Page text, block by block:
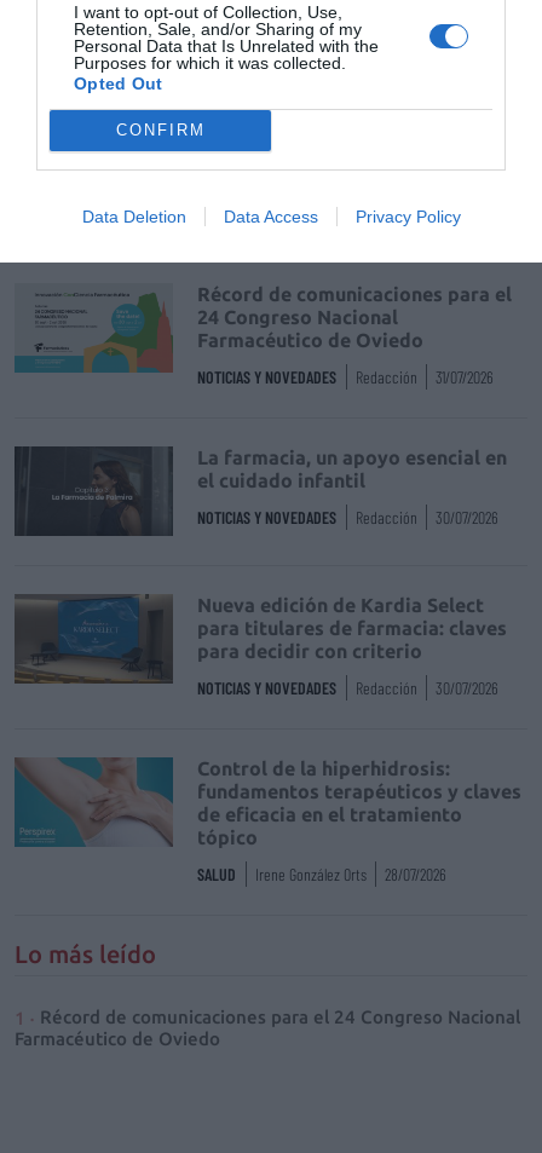
I want to opt-out of Collection, Use,
Retention, Sale, and/or Sharing of my
Personal Data that Is Unrelated with the
Purposes for which it was collected.
Opted Out
CONFIRM
Data Deletion Data Access Privacy Policy
Destacados
La venta online de medicamentos
de uso humano: seguridad y
trazabilidad
DIGITAL Isabel Marín Moral 28/07/2026
Récord de comunicaciones para el
24 Congreso Nacional
Farmacéutico de Oviedo
NOTICIAS Y NOVEDADES Redacción 31/07/2026
La farmacia, un apoyo esencial en
el cuidado infantil
NOTICIAS Y NOVEDADES Redacción 30/07/2026
Nueva edición de Kardia Select
para titulares de farmacia: claves
para decidir con criterio
NOTICIAS Y NOVEDADES Redacción 30/07/2026
Control de la hiperhidrosis:
fundamentos terapéuticos y claves
de eficacia en el tratamiento
tópico
SALUD Irene González Orts 28/07/2026
Lo más leído
Récord de comunicaciones para el 24 Congreso Nacional
Farmacéutico de Oviedo